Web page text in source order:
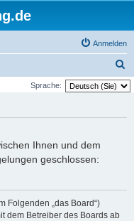
Anmelden
u
Sprache:
Ihnen und dem
geschlossen:
Folgenden „das Board“)
dem Betreiber des Boards ab